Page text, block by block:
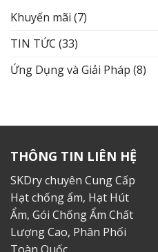
Khuyến mãi (7)
TIN TỨC (33)
Ứng Dụng và Giải Pháp (8)
THÔNG TIN LIÊN HỆ
SKDry chuyên Cung Cấp
Hạt chống ẩm, Hạt Hút
Ẩm, Gói Chống Ẩm Chất
Lượng Cao, Phân Phối